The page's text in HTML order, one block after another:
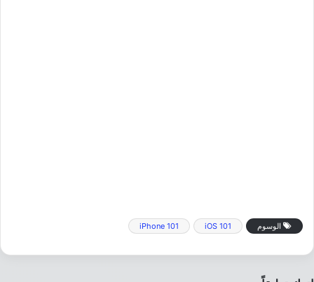
الوسوم iOS 101
iPhone 101